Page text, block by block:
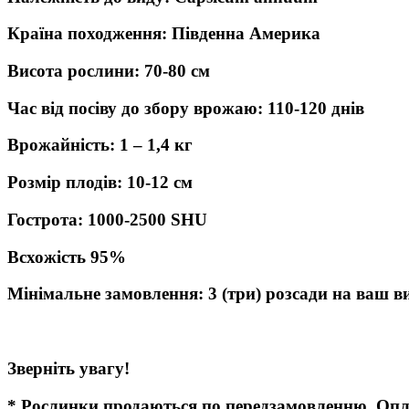
Країна походження: Південна Америка
Висота рослини: 70-80 см
Час від посіву до збору врожаю: 110-120 днів
Врожайність: 1 – 1,4 кг
Розмір плодів: 10-12 см
Гострота: 1000-2500 SHU
Всхожість 95%
Мінімальне замовлення: 3 (три) розсади на ваш
Зверніть увагу!